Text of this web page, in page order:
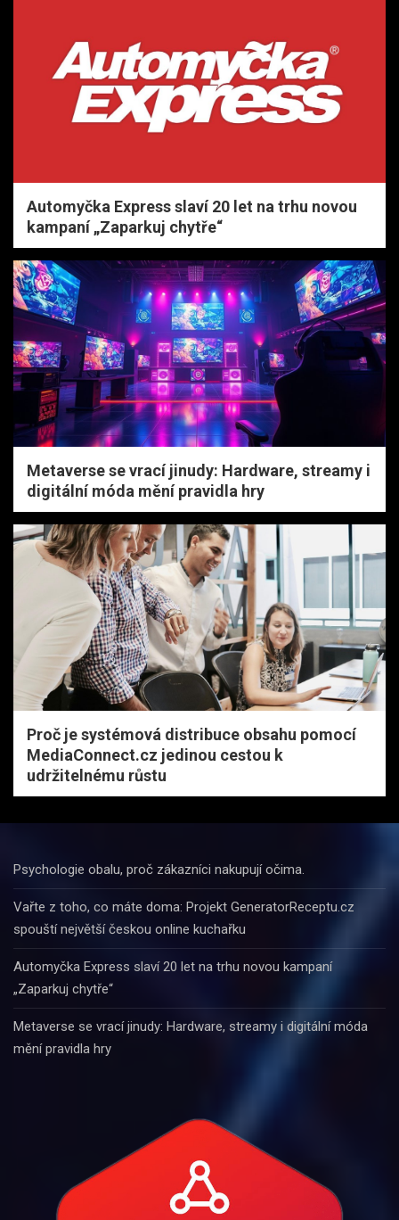
Automyčka Express slaví 20 let na trhu novou
kampaní „Zaparkuj chytře“
Metaverse se vrací jinudy: Hardware, streamy i
digitální móda mění pravidla hry
Proč je systémová distribuce obsahu pomocí
MediaConnect.cz jedinou cestou k
udržitelnému růstu
Psychologie obalu, proč zákazníci nakupují očima.
Vařte z toho, co máte doma: Projekt GeneratorReceptu.cz
spouští největší českou online kuchařku
Automyčka Express slaví 20 let na trhu novou kampaní
„Zaparkuj chytře“
Metaverse se vrací jinudy: Hardware, streamy i digitální móda
mění pravidla hry